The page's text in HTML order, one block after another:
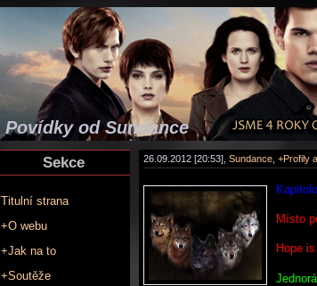
Povídky od Sundance
Sekce
Titulní strana
+O webu
+Jak na to
+Soutěže
26.09.2012 [20:53], Sundance +Profily
Místo
Hope